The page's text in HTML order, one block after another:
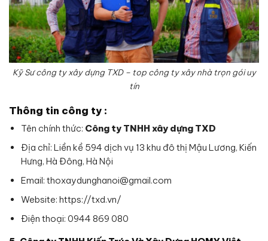
Kỹ Sư công ty xây dựng TXD – top công ty xây nhà trọn gói uy
tín
Thông tin công ty :
Tên chính thức: Công ty TNHH xây dựng TXD
Địa chỉ: Liền kề 594 dịch vụ 13 khu đô thị Mậu Lương, Kiến
Hưng, Hà Đông, Hà Nội
Email: thoxaydunghanoi@gmail.com
Website: https://txd.vn/
Điện thoại: 0944 869 080